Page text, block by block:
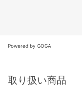
Powered by GOGA
取り扱い商品